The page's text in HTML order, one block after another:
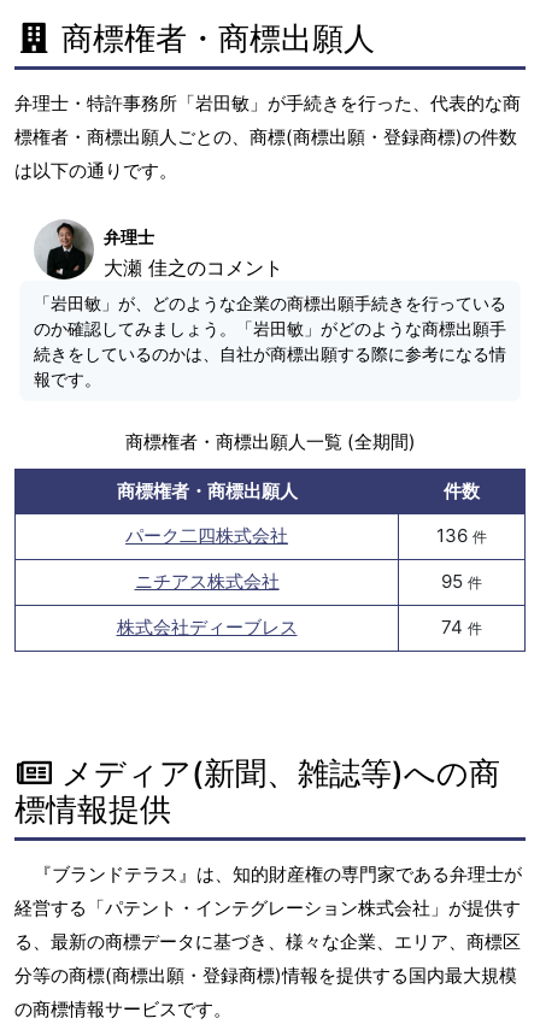
商標権者・商標出願人
弁理士・特許事務所「岩田敏」が手続きを行った、代表的な商
標権者・商標出願人ごとの、商標(商標出願・登録商標)の件数
は以下の通りです。
弁理士
大瀬 佳之のコメント
「岩田敏」が、どのような企業の商標出願手続きを行っている
のか確認してみましょう。「岩田敏」がどのような商標出願手
続きをしているのかは、自社が商標出願する際に参考になる情
報です。
商標権者・商標出願人一覧 (全期間)
商標権者・商標出願人
件数
パーク二四株式会社
136 件
ニチアス株式会社 95 件
株式会社ディーブレス 74 件
メディア(新聞、雑誌等)への商
標情報提供
『ブランドテラス』は、知的財産権の専門家である弁理士が
経営する「パテント・インテグレーション株式会社」が提供す
る、最新の商標データに基づき、様々な企業、エリア、商標区
分等の商標(商標出願・登録商標)情報を提供する国内最大規模
の商標情報サービスです。